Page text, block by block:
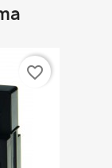
favorite_border